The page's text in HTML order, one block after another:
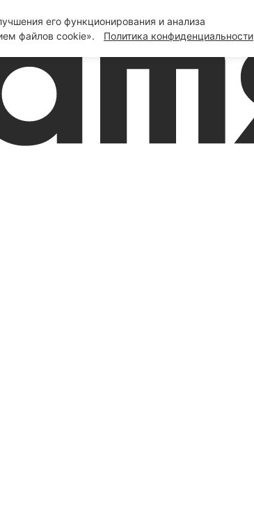
его функционирования и анализа
файлов cookie».
Политика конфиденциальности